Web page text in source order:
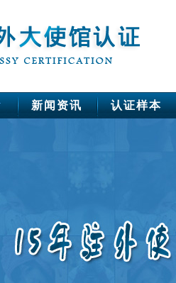
新闻资讯 认证样本